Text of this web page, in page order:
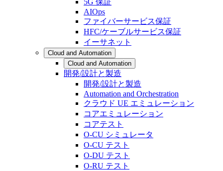
5G 保証
AIOps
ファイバーサービス保証
HFC/ケーブルサービス保証
イーサネット
Cloud and Automation
Cloud and Automation
開発/設計と製造
開発/設計と製造
Automation and Orchestration
クラウド UE エミュレーション
コアエミュレーション
コアテスト
O-CU シミュレータ
O-CU テスト
O-DU テスト
O-RU テスト